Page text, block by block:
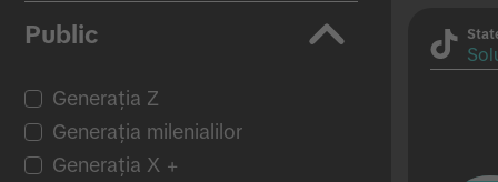
Public
Generația Z
Generația milenialilor
Generația X +